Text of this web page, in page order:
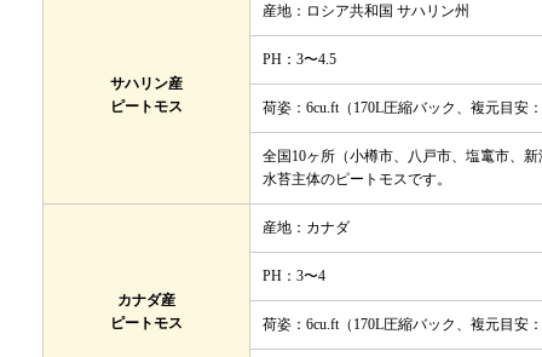
サハリン産
ピートモス
産地：ロシア共和国 サハリン州
PH：3〜4.5
荷姿：6cu.ft（170L圧縮バック、複元目安
全国10ヶ所（小樽市、八戸市、塩竃市、
水苔主体のピートモスです。
カナダ産
ピートモス
産地：カナダ
PH：3〜4
荷姿：6cu.ft（170L圧縮バック、複元目安